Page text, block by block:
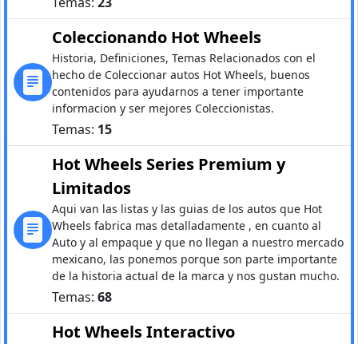
Coleccionando Hot Wheels
Historia, Definiciones, Temas Relacionados con el
hecho de Coleccionar autos Hot Wheels, buenos
contenidos para ayudarnos a tener importante
informacion y ser mejores Coleccionistas.
Temas: 15
Hot Wheels Series Premium y
Limitados
Aqui van las listas y las guias de los autos que Hot
Wheels fabrica mas detalladamente , en cuanto al
Auto y al empaque y que no llegan a nuestro mercado
mexicano, las ponemos porque son parte importante
de la historia actual de la marca y nos gustan mucho.
Temas: 68
Hot Wheels Interactivo